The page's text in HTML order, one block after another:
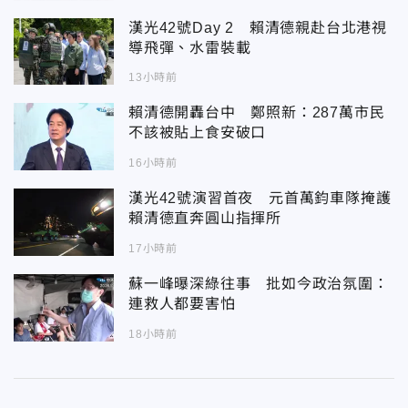
漢光42號Day 2 賴清德親赴台北港視
導飛彈、水雷裝載
13小時前
賴清德開轟台中 鄭照新：287萬市民
不該被貼上食安破口
16小時前
漢光42號演習首夜 元首萬鈞車隊掩護
賴清德直奔圓山指揮所
17小時前
蘇一峰曝深綠往事 批如今政治氛圍：
連救人都要害怕
18小時前